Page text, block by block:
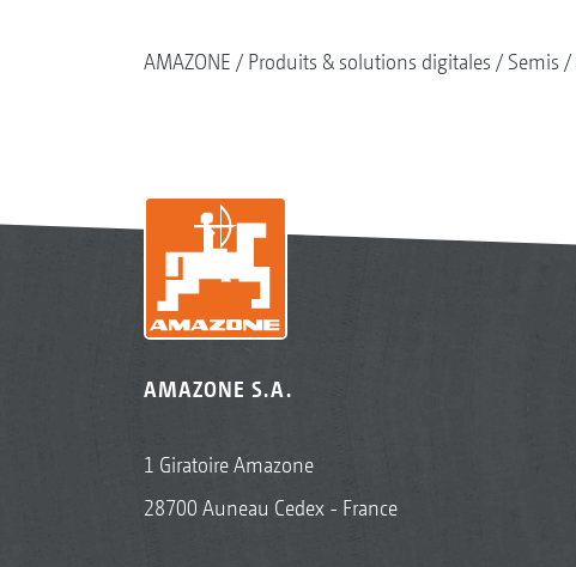
AMAZONE Produits & solutions digitales Semis
AMAZONE S.A.
1 Giratoire Amazone
28700 Auneau Cedex - France